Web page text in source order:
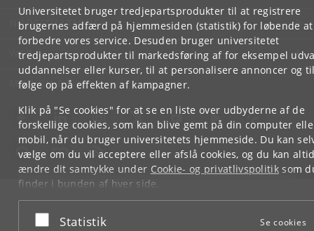
Universitetet bruger tredjepartsprodukter til at registrere
brugernes adfærd på hjemmesiden (statistik) for løbende at
forbedre vores service. Desuden bruger universitetet
tredjepartsprodukter til markedsføring af for eksempel
uddannelser eller kurser, til at personalisere annoncer og
følge op på effekten af kampagner.
Klik på "Se cookies" for at se en liste over udbyderne af de
forskellige cookies, som kan blive gemt på din computer
mobil, når du bruger universitetets hjemmeside. Du kan
vælge om du vil acceptere eller afslå cookies, og du kan
ændre dit samtykke under Cookie- og privatlivspolitiksom
finder i bunden af hver side.
Acceptér eller afslå
Statistik Se cookies
NØDSITUATIONER
WEB
MØD KU PÅ